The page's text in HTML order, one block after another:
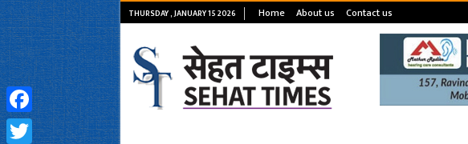
THURSDAY , JANUARY 15 2026 Home About us Contact us
Facebook